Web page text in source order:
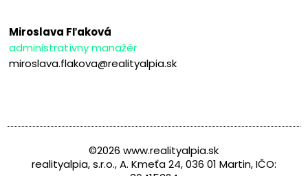
Miroslava Fľaková
administratívny manažér
miroslava.flakova@realityalpia.sk
©2026 www.realityalpia.sk
realityalpia, s.r.o., A. Kmeťa 24, 036 01 Martin, IČO: